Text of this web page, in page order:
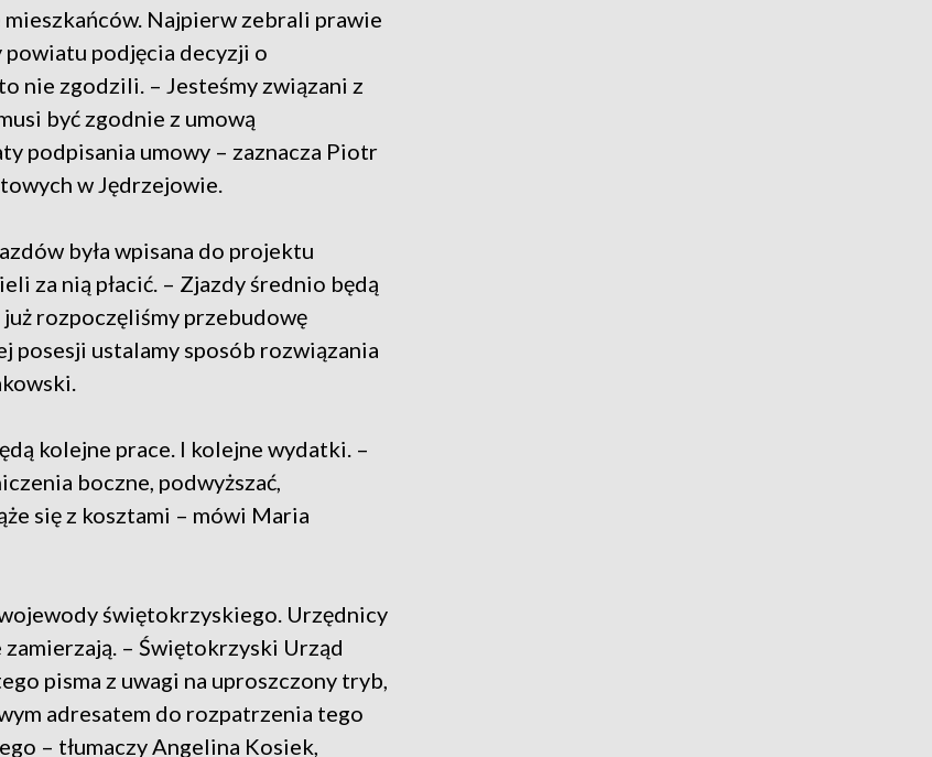
Najpierw zebrali prawie
powiatu podjęcia decyzji o
nie zgodzili. – Jesteśmy związani z
być zgodnie z umową
podpisania umowy – zaznacza Piotr
w Jędrzejowie.
była wpisana do projektu
za nią płacić. – Zjazdy średnio będą
rozpoczęliśmy przebudowę
posesji ustalamy sposób rozwiązania
kolejne prace. I kolejne wydatki. –
boczne, podwyższać,
się z kosztami – mówi Maria
świętokrzyskiego. Urzędnicy
– Świętokrzyski Urząd
pisma z uwagi na uproszczony tryb,
adresatem do rozpatrzenia tego
– tłumaczy Angelina Kosiek,